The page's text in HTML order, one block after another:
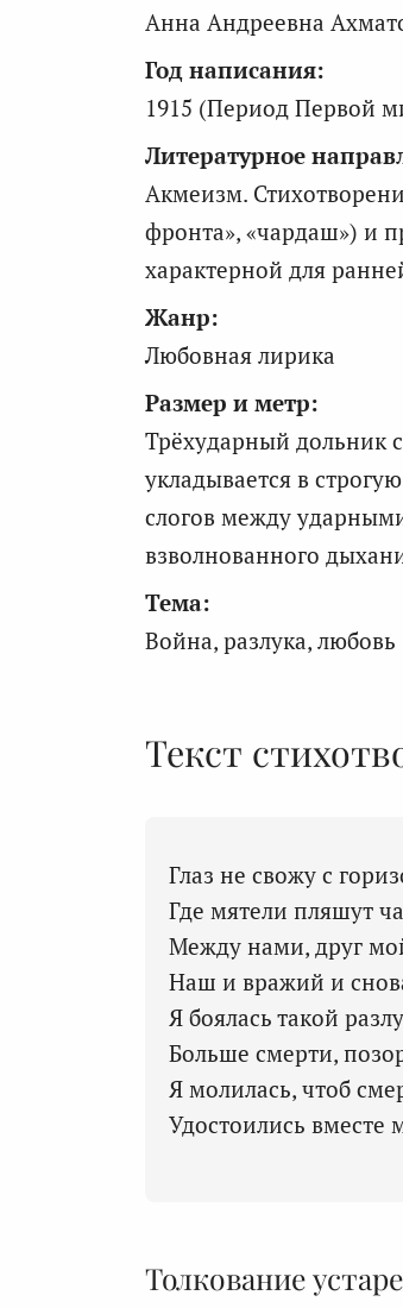
Анна Андреевна
Год написания:
1915 (Период Первой
Литературное
Акмеизм.
фронта», «чардаш») и
характерной для
Жанр:
Любовная лирика
Размер и метр:
Трёхударный дольник
укладывается в
слогов между
взволнованного
Тема:
Война, разлука, любовь
Текст
Глаз не свожу с
Где мятели пляшут
Между нами, друг
Наш и вражий и
Я боялась такой
Больше смерти,
Я молилась, чтоб
Удостоились вместе
Толкование